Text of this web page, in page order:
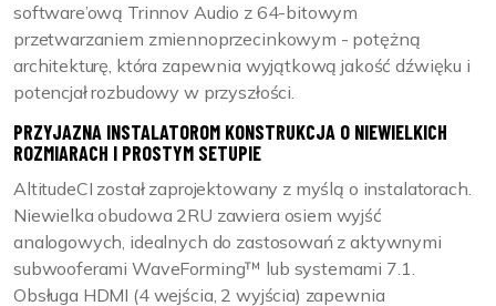
software’ową Trinnov Audio z 64-bitowym
przetwarzaniem zmiennoprzecinkowym - potężną
architekturę, która zapewnia wyjątkową jakość dźwięku i
potencjał rozbudowy w przyszłości.
PRZYJAZNA INSTALATOROM KONSTRUKCJA O NIEWIELKICH
ROZMIARACH I PROSTYM SETUPIE
AltitudeCI został zaprojektowany z myślą o instalatorach.
Niewielka obudowa 2RU zawiera osiem wyjść
analogowych, idealnych do zastosowań z aktywnymi
subwooferami WaveForming™ lub systemami 7.1.
Obsługa HDMI (4 wejścia, 2 wyjścia) zapewnia